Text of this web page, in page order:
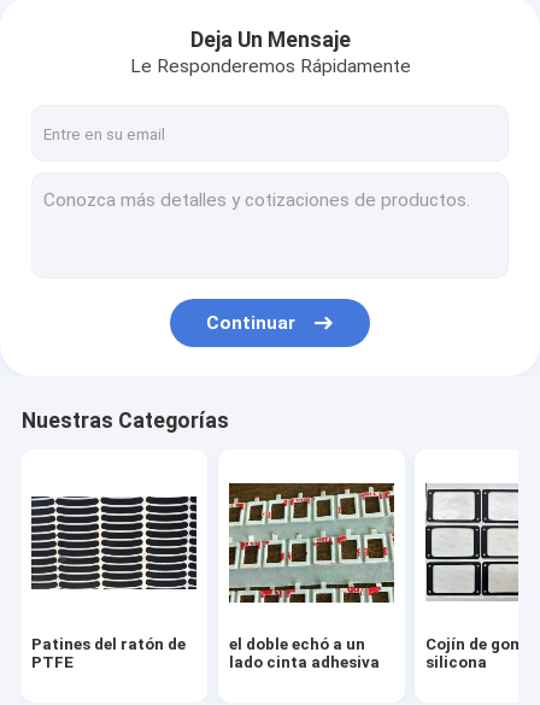
el doble echó a un lado cinta adhesiva
Cojín de goma de silicona
Difusor ligero de encargo
GEL 3R
Mylar cortado con tintas
Cinta adhesiva cortada con tintas
Productos cortados con tintas
Deja Un Mensaje
Le Responderemos Rápidamente
Continuar
Nuestras Categorías
Patines del ratón de
PTFE
el doble echó a un
lado cinta adhesiva
Cojín de goma
silicona